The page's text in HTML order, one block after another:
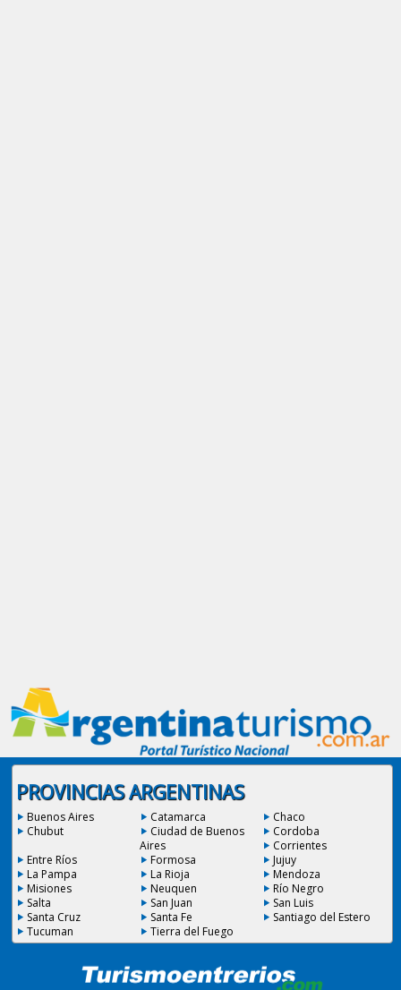
PROVINCIAS ARGENTINAS
Buenos Aires Catamarca
Chaco
Chubut
Ciudad de Buenos
Aires
Cordoba
Corrientes
Entre Ríos
Formosa
Jujuy
La Pampa
La Rioja
Mendoza
Misiones
Neuquen
Río Negro
Salta
San Juan
San Luis
Santa Cruz
Santa Fe
Santiago del Estero
Tucuman
Tierra del Fuego